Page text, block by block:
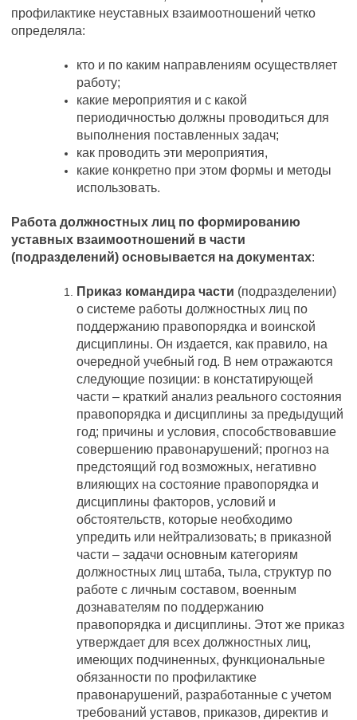
профилактике неуставных взаимоотношений четко
определяла:
кто и по каким направлениям осуществляет
работу;
какие мероприятия и с какой
периодичностью должны проводиться для
выполнения поставленных задач;
как проводить эти мероприятия,
какие конкретно при этом формы и методы
использовать.
Работа должностных лиц по формированию
уставных взаимоотношений в части
(подразделений) основывается на документах:
Приказ командира части (подразделении)
о системе работы должностных лиц по
поддержанию правопорядка и воинской
дисциплины. Он издается, как правило, на
очередной учебный год. В нем отражаются
следующие позиции: в констатирующей
части – краткий анализ реального состояния
правопорядка и дисциплины за предыдущий
год; причины и условия, способствовавшие
совершению правонарушений; прогноз на
предстоящий год возможных, негативно
влияющих на состояние правопорядка и
дисциплины факторов, условий и
обстоятельств, которые необходимо
упредить или нейтрализовать; в приказной
части – задачи основным категориям
должностных лиц штаба, тыла, структур по
работе с личным составом, военным
дознавателям по поддержанию
правопорядка и дисциплины. Этот же приказ
утверждает для всех должностных лиц,
имеющих подчиненных, функциональные
обязанности по профилактике
правонарушений, разработанные с учетом
требований уставов, приказов, директив и